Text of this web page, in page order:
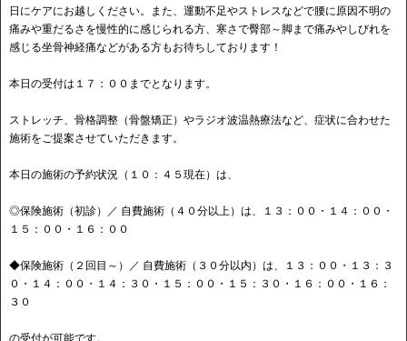
日にケアにお越しください。また、運動不足やストレスなどで腰に原因不明の
痛みや重だるさを慢性的に感じられる方、寒さで臀部～脚まで痛みやしびれを
感じる坐骨神経痛などがある方もお待ちしております！
本日の受付は１７：００までとなります。
ストレッチ、骨格調整（骨盤矯正）やラジオ波温熱療法など、症状に合わせた
施術をご提案させていただきます。
本日の施術の予約状況（１０：４５現在）は、
◎保険施術（初診）／ 自費施術（４０分以上）は、１３：００・１４：００・
１５：００・１６：００
◆保険施術（２回目～）／ 自費施術（３０分以内）は、１３：００・１３：３
０・１４：００・１４：３０・１５：００・１５：３０・１６：００・１６：
３０
の受付が可能です。